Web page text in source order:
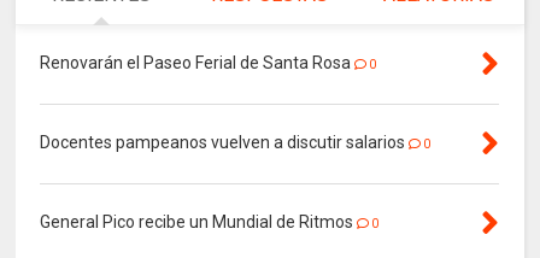
Renovarán el Paseo Ferial de Santa Rosa 0
Docentes pampeanos vuelven a discutir salarios 0
General Pico recibe un Mundial de Ritmos 0